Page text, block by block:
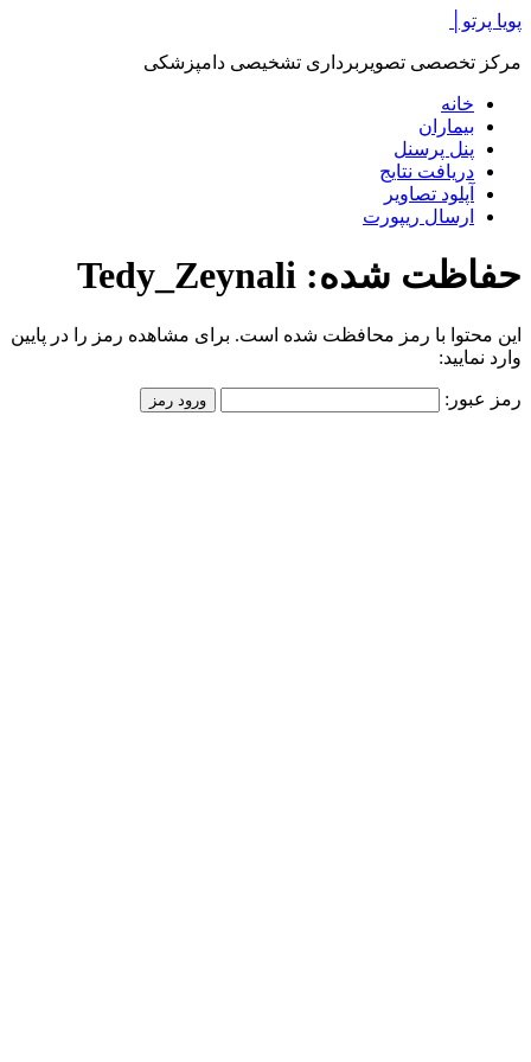
پرش
محتوا
پویا پرتو│
مرکز تخصصی تصویربرداری تشخیصی دامپزشکی
خانه
بیماران
پنل پرسنل
دریافت نتایج
آپلود تصاویر
ارسال ریپورت
حفاظت شده: Tedy_Zeynali
این محتوا با رمز محافظت شده است. برای مشاهده رمز را در پایین
وارد نمایید:
رمز عبور: